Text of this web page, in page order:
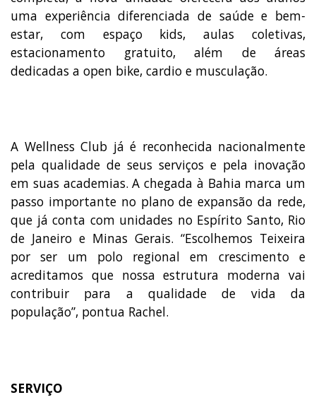
uma experiência diferenciada de saúde e bem-
estar, com espaço kids, aulas coletivas,
estacionamento gratuito, além de áreas
dedicadas a open bike, cardio e musculação.
A Wellness Club já é reconhecida nacionalmente
pela qualidade de seus serviços e pela inovação
em suas academias. A chegada à Bahia marca um
passo importante no plano de expansão da rede,
que já conta com unidades no Espírito Santo, Rio
de Janeiro e Minas Gerais. “Escolhemos Teixeira
por ser um polo regional em crescimento e
acreditamos que nossa estrutura moderna vai
contribuir para a qualidade de vida da
população”, pontua Rachel.
SERVIÇO